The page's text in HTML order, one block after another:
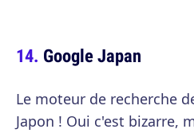
Google Japan
Le moteur de recherche
Japon ! Oui c'est bizarre,